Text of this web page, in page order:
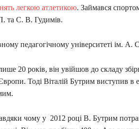
легкою атлетикою. Займався
та С. В. Гудимів.
педагогічному університеті ім. А.
20 років, він увійшов до складу
Тоді Віталій Бутрим виступив в
чому у 2012 році В. Бутрим